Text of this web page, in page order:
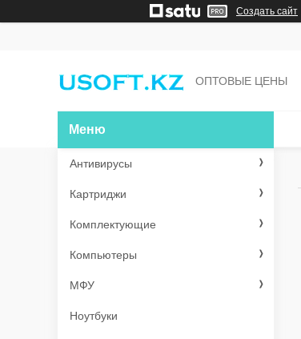
Создать сайт
ОПТОВЫЕ ЦЕНЫ
Антивирусы
Картриджи
Комплектующие
Компьютеры
МФУ
Ноутбуки